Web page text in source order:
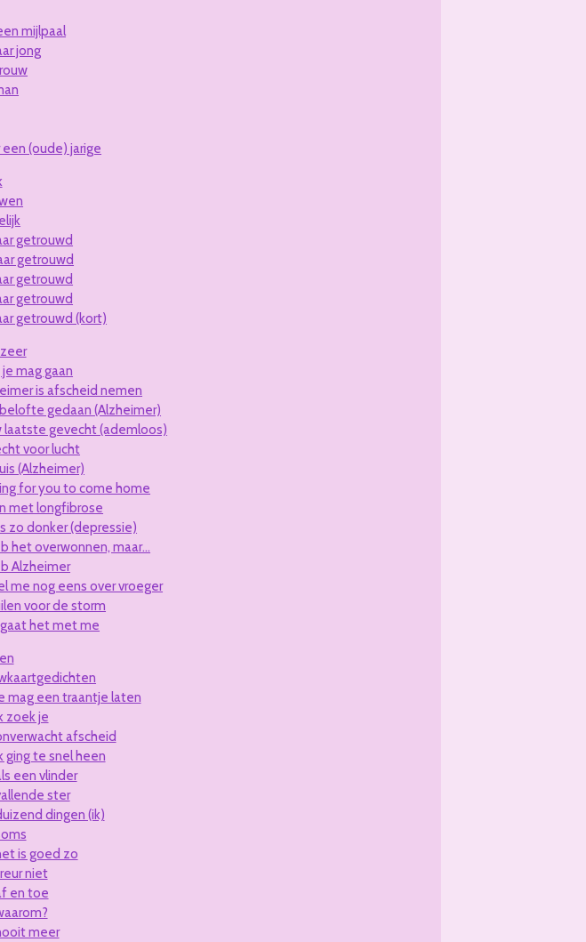
mijlpaal
jong
(oude) jarige
getrouwd
getrouwd
getrouwd
getrouwd
getrouwd (kort)
mag gaan
is afscheid nemen
gedaan (Alzheimer)
laatste gevecht (ademloos)
voor lucht
(Alzheimer)
for you to come home
met longfibrose
zo donker (depressie)
het overwonnen, maar...
Alzheimer
me nog eens over vroeger
voor de storm
het met me
mag een traantje laten
zoek je
afscheid
ging te snel heen
een vlinder
ster
dingen (ik)
is goed zo
niet
en toe
meer